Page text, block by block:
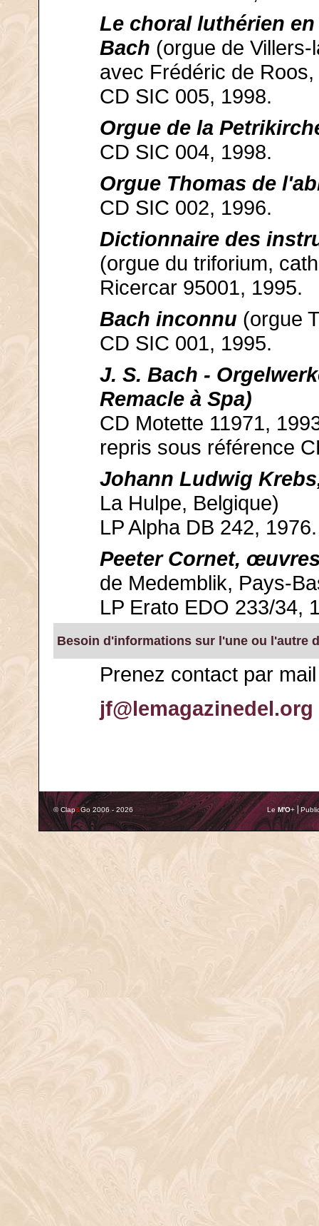
Le choral luthérien
Bach (orgue de Villers-
avec Frédéric de
CD SIC 005, 1998.
Orgue de la
CD SIC 004, 1998.
Orgue Thomas de
CD SIC 002, 1996.
Dictionnaire des
(orgue du triforium,
Ricercar 95001, 1995.
Bach inconnu (orgue
CD SIC 001, 1995.
J. S. Bach -
Remacle à Spa)
CD Motette 11971,
repris sous référence
Johann Ludwig
La Hulpe, Belgique)
LP Alpha DB 242, 1976.
Peeter Cornet,
de Medemblik, Pays-
LP Erato EDO 233/34,
Besoin d'informations sur l'une ou l'autre
Prenez contact par
jf@lemagazinedel.org
© Clap&Go 2006 - 2026 Le M'O+